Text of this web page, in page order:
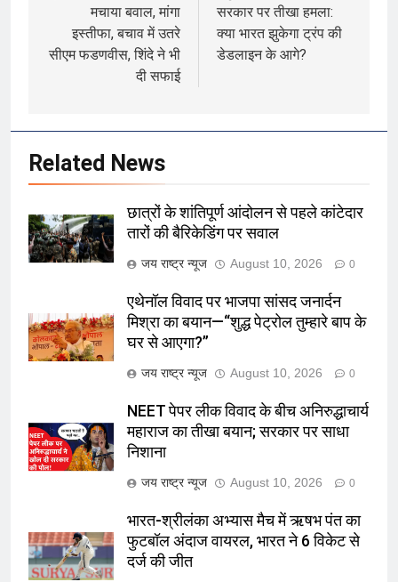
मचाया बवाल, मांगा
इस्तीफा, बचाव में उतरे
सीएम फडणवीस, शिंदे ने भी
दी सफाई
सरकार पर तीखा हमला:
क्या भारत झुकेगा ट्रंप की
डेडलाइन के आगे?
Related News
छात्रों के शांतिपूर्ण आंदोलन से पहले कांटेदार
तारों की बैरिकेडिंग पर सवाल
जय राष्ट्र न्यूज August 10, 2026 0
एथेनॉल विवाद पर भाजपा सांसद जनार्दन
मिश्रा का बयान—“शुद्ध पेट्रोल तुम्हारे बाप के
घर से आएगा?”
जय राष्ट्र न्यूज August 10, 2026 0
NEET पेपर लीक विवाद के बीच अनिरुद्धाचार्य
महाराज का तीखा बयान; सरकार पर साधा
निशाना
जय राष्ट्र न्यूज August 10, 2026 0
भारत-श्रीलंका अभ्यास मैच में ऋषभ पंत का
फुटबॉल अंदाज वायरल, भारत ने 6 विकेट से
दर्ज की जीत